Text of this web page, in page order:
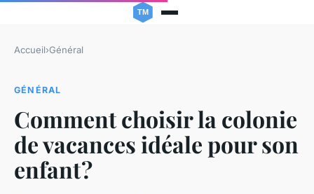
Accueil›Général
GÉNÉRAL
Comment choisir la colonie
de vacances idéale pour son
enfant ?